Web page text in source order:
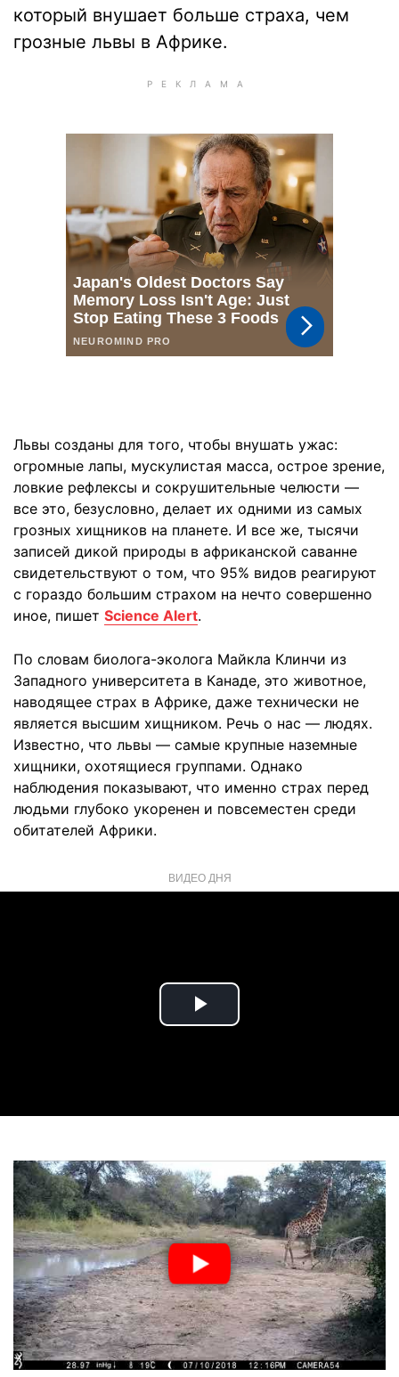
который внушает больше страха, чем
грозные львы в Африке.
Львы созданы для того, чтобы внушать ужас:
огромные лапы, мускулистая масса, острое зрение,
ловкие рефлексы и сокрушительные челюсти —
все это, безусловно, делает их одними из самых
грозных хищников на планете. И все же, тысячи
записей дикой природы в африканской саванне
свидетельствуют о том, что 95% видов реагируют
с гораздо большим страхом на нечто совершенно
иное, пишет Science Alert.
По словам биолога-эколога Майкла Клинчи из
Западного университета в Канаде, это животное,
наводящее страх в Африке, даже технически не
является высшим хищником. Речь о нас — людях.
Известно, что львы — самые крупные наземные
хищники, охотящиеся группами. Однако
наблюдения показывают, что именно страх перед
людьми глубоко укоренен и повсеместен среди
обитателей Африки.
ВИДЕО ДНЯ
Play